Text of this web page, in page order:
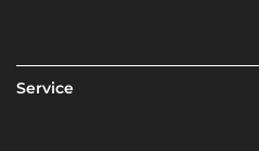
Service